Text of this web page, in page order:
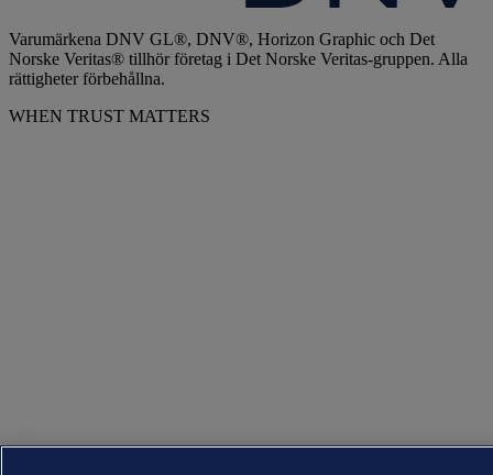
Varumärkena DNV GL®, DNV®, Horizon Graphic och Det
Norske Veritas® tillhör företag i Det Norske Veritas-gruppen. Alla
rättigheter förbehållna.
WHEN TRUST MATTERS